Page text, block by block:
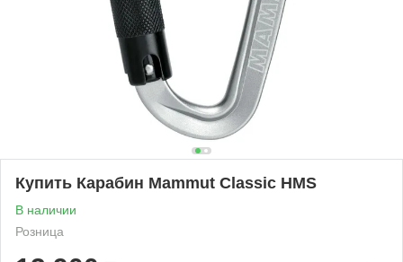
Купить Карабин Mammut Classic HMS
В наличии
Розница